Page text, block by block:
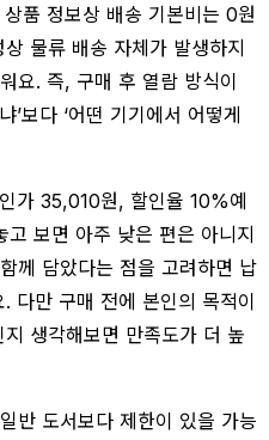
품 정보상 배송 기본비는 0원
물류 배송 자체가 발생하지
요. 즉, 구매 후 열람 방식이
’보다 ‘어떤 기기에서 어떻게
가 35,010원, 할인율 10%예
보면 아주 낮은 편은 아니지
께 담았다는 점을 고려하면 납
다만 구매 전에 본인의 목적이
생각해보면 만족도가 더 높
반 도서보다 제한이 있을 가능